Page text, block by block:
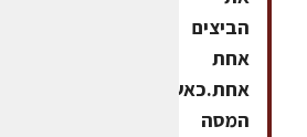
הביצים
אחת
אחת.כאשר
המסה